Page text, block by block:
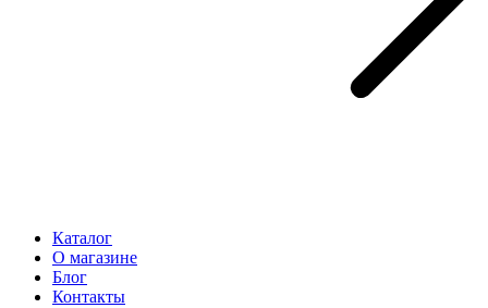
Каталог
О магазине
Блог
Контакты